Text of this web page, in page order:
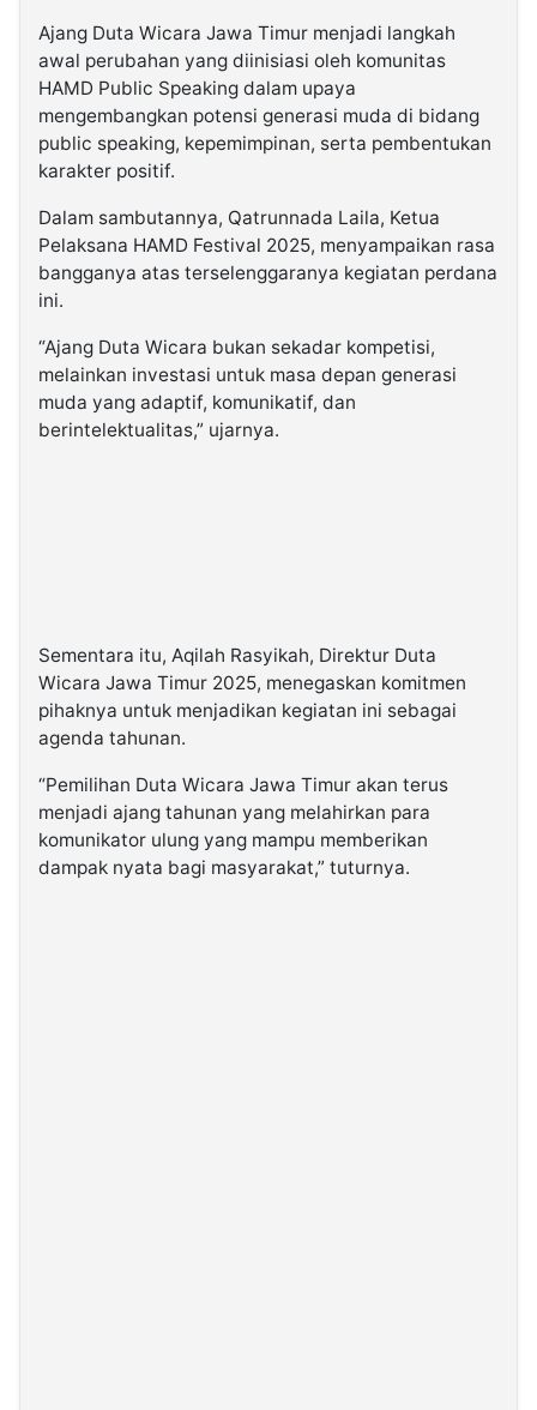
Ajang Duta Wicara Jawa Timur menjadi langkah
awal perubahan yang diinisiasi oleh komunitas
HAMD Public Speaking dalam upaya
mengembangkan potensi generasi muda di bidang
public speaking, kepemimpinan, serta pembentukan
karakter positif.
Dalam sambutannya, Qatrunnada Laila, Ketua
Pelaksana HAMD Festival 2025, menyampaikan rasa
bangganya atas terselenggaranya kegiatan perdana
ini.
“Ajang Duta Wicara bukan sekadar kompetisi,
melainkan investasi untuk masa depan generasi
muda yang adaptif, komunikatif, dan
berintelektualitas,” ujarnya.
Sementara itu, Aqilah Rasyikah, Direktur Duta
Wicara Jawa Timur 2025, menegaskan komitmen
pihaknya untuk menjadikan kegiatan ini sebagai
agenda tahunan.
“Pemilihan Duta Wicara Jawa Timur akan terus
menjadi ajang tahunan yang melahirkan para
komunikator ulung yang mampu memberikan
dampak nyata bagi masyarakat,” tuturnya.